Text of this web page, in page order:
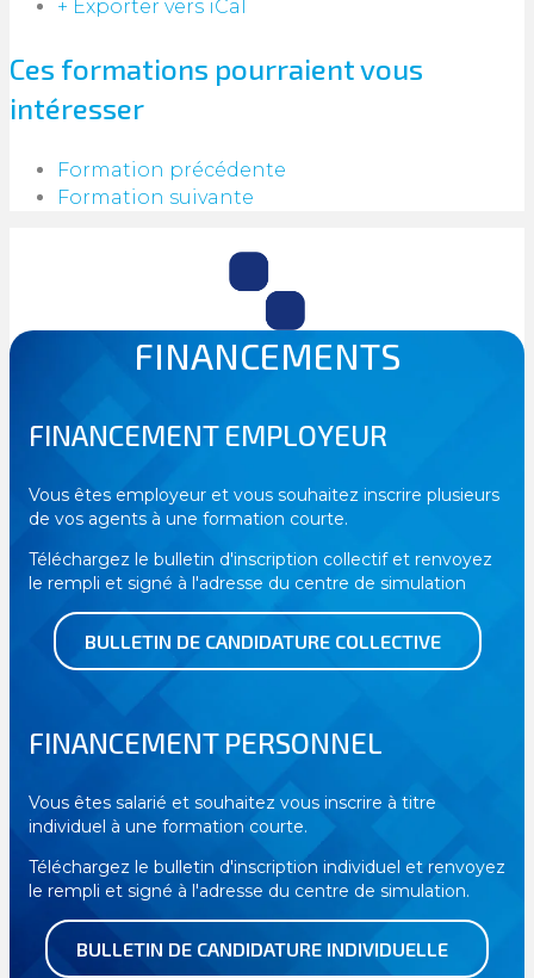
+ Exporter vers iCal
Ces formations pourraient vous
intéresser
Formation précédente
Formation suivante
FINANCEMENTS
FINANCEMENT EMPLOYEUR
Vous êtes employeur et vous souhaitez inscrire plusieurs
de vos agents à une formation courte.
Téléchargez le bulletin d'inscription collectif et renvoyez
le rempli et signé à l'adresse du centre de simulation
BULLETIN DE CANDIDATURE COLLECTIVE
FINANCEMENT PERSONNEL
Vous êtes salarié et souhaitez vous inscrire à titre
individuel à une formation courte.
Téléchargez le bulletin d'inscription individuel et renvoyez
le rempli et signé à l'adresse du centre de simulation.
BULLETIN DE CANDIDATURE INDIVIDUELLE